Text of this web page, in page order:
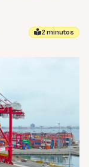
2 minutos